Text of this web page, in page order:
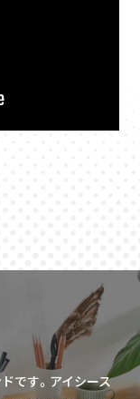
です。アイシース